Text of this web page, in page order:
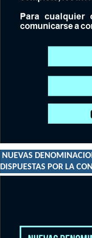
NUEVAS
DISPUESTAS POR LA